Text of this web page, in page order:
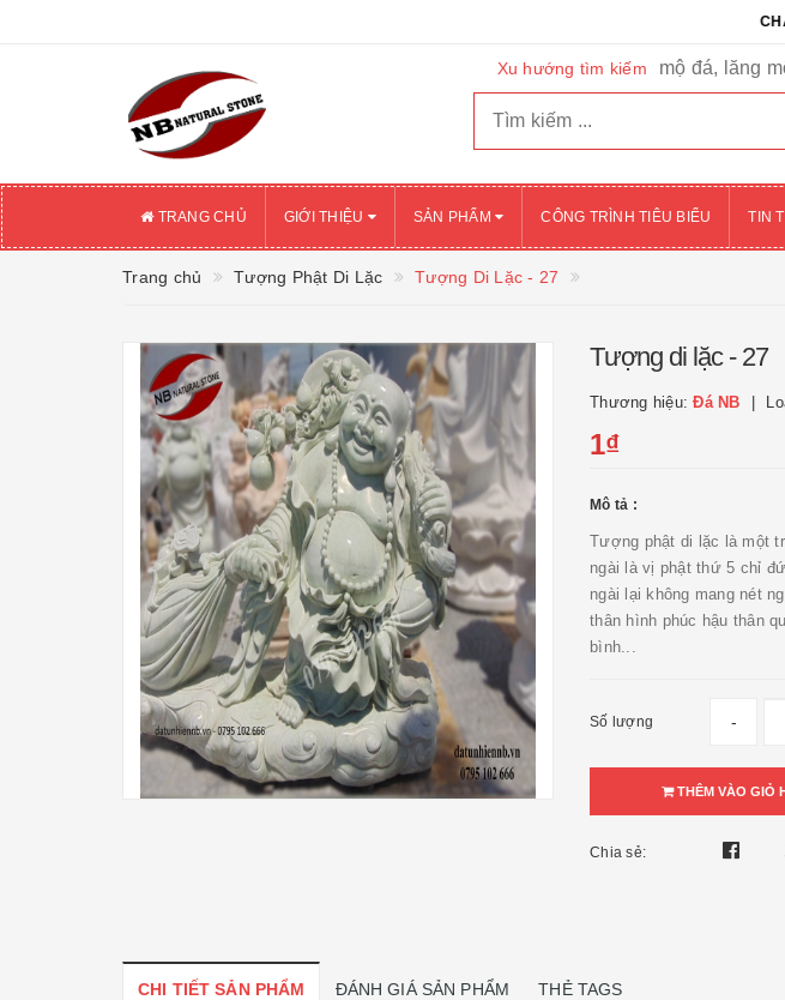
CHÀO
Xu hướng tìm kiếm mộ đá, lăng
TRANG CHỦ GIỚI THIỆU SẢN PHẨM CÔNG TRÌNH TIÊU BIỂU TIN
Trang chủ Tượng Phật Di Lặc Tượng Di Lặc - 27
Tượng di lặc - 27
Thương hiệu:Đá NB
1₫
Mô tả :
Tượng phật di lặc là một
ngài là vị phật thứ 5 chỉ
ngài lại không mang nét
thân hình phúc hậu thân
bình...
Số lượng -
THÊM VÀO GIỎ
Chia sẻ:
CHI TIẾT SẢN PHẨM ĐÁNH GIÁ SẢN PHẨM THẺ TAGS